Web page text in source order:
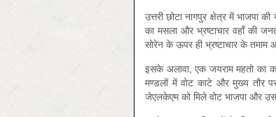
उत्तरी छोटा नागपुर क्षेत्र में भाजपा
का मसला और भ्रष्टाचार वहाँ की
सोरेन के ऊपर ही भ्रष्टाचार के तमाम
इसके अलावा, एक जयराम महतो का
मण्डलों में वोट काटे और मुख्य तौर
जेएलकेएम को मिले वोट भाजपा और